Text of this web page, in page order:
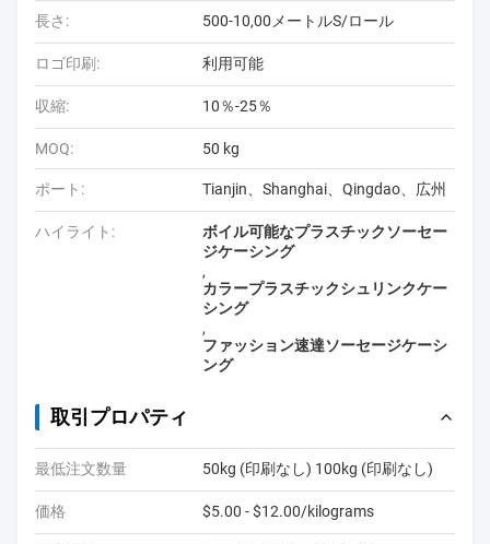
長さ: 500-10,00メートルS/ロール
ロゴ印刷: 利用可能
収縮: 10％-25％
MOQ: 50 kg
ポート: Tianjin、Shanghai、Qingdao、広州
ハイライト:
ボイル可能なプラスチックソーセー
ジケーシング
,
カラープラスチックシュリンクケー
シング
,
ファッション速達ソーセージケーシ
ング
取引プロパティ
最低注文数量 50kg (印刷なし) 100kg (印刷なし)
価格 $5.00 - $12.00/kilograms